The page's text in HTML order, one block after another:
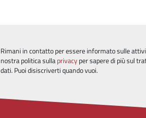
Rimani in contatto per essere informato sulle
nostra politica sullaprivacyper sapere di più sul
dati. Puoi disiscriverti quando vuoi.